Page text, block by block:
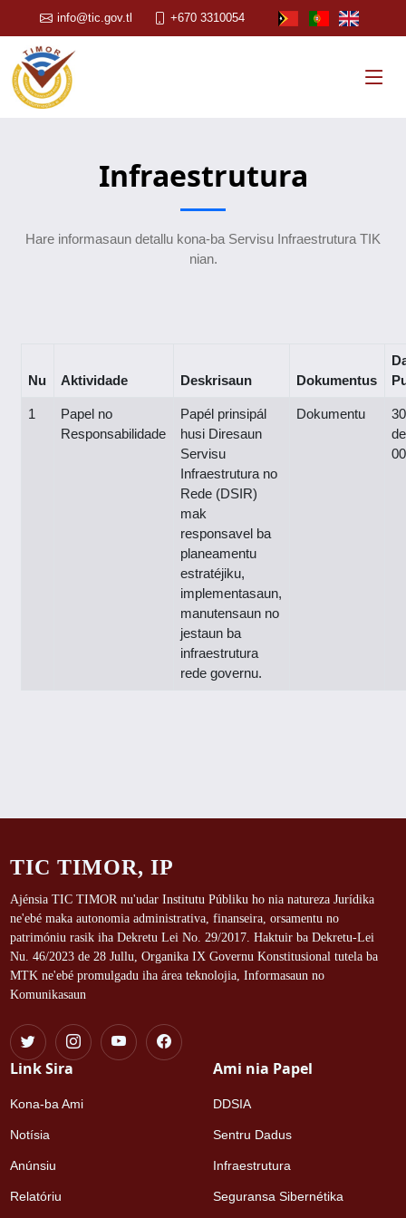
info@tic.gov.tl +670 3310054
Infraestrutura
Hare informasaun detallu kona-ba Servisu Infraestrutura TIK
nian.
Nu Aktividade Deskrisaun Dokumentus
1
Papel no
Responsabilidade
Papél prinsipál
husi Diresaun
Servisu
Infraestrutura no
Rede (DSIR)
mak
responsavel ba
planeamentu
estratéjiku,
implementasaun,
manutensaun no
jestaun ba
infraestrutura
rede governu.
Dokumentu
TIC TIMOR, IP
Ajénsia TIC TIMOR nu'udar Institutu Públiku ho nia natureza Jurídika
ne'ebé maka autonomia administrativa, finanseira, orsamentu no
patrimóniu rasik iha Dekretu Lei No. 29/2017. Haktuir ba Dekretu-Lei
Nu. 46/2023 de 28 Jullu, Organika IX Governu Konstitusional tutela ba
MTK ne'ebé promulgadu iha área teknolojia, Informasaun no
Komunikasaun
Link Sira
Kona-ba Ami
Notísia
Anúnsiu
Relatóriu
Ami nia Papel
DDSIA
Sentru Dadus
Infraestrutura
Seguransa Sibernétika